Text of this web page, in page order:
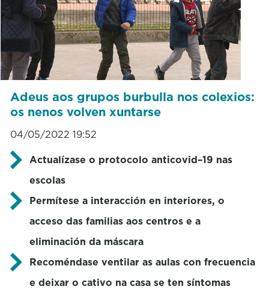
Adeus aos grupos burbulla nos colexios:
os nenos volven xuntarse
04/05/2022 19:52
Actualízase o protocolo anticovid–19 nas
escolas
Permítese a interacción en interiores, o
acceso das familias aos centros e a
eliminación da máscara
Recoméndase ventilar as aulas con frecuencia
e deixar o cativo na casa se ten síntomas